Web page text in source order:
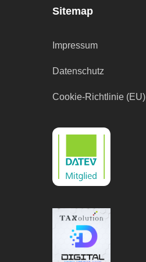
Sitemap
Impressum
Datenschutz
Cookie-Richtlinie (EU)